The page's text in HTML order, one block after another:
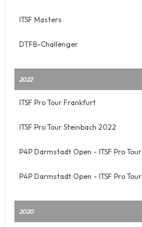
ITSF Masters
DTFB-Challenger
2022
ITSF Pro Tour Frankfurt
ITSF Pro Tour Steinbach 2022
P4P Darmstadt Open - ITSF Pro Tour
P4P Darmstadt Open - ITSF Pro Tour
2020